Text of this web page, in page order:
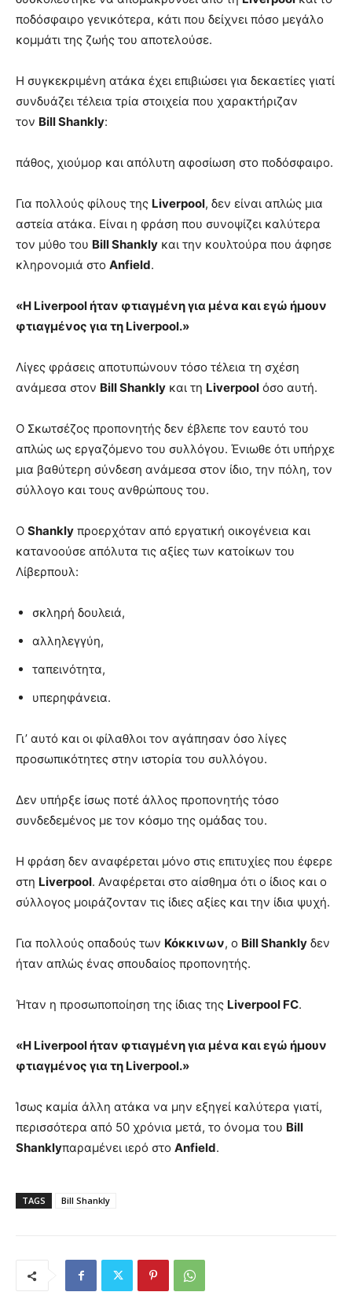
ποδόσφαιρο γενικότερα, κάτι που δείχνει πόσο μεγάλο
κομμάτι της ζωής του αποτελούσε.
Η συγκεκριμένη ατάκα έχει επιβιώσει για δεκαετίες γιατί
συνδυάζει τέλεια τρία στοιχεία που χαρακτήριζαν
τον Bill Shankly:
πάθος, χιούμορ και απόλυτη αφοσίωση στο ποδόσφαιρο.
Για πολλούς φίλους της Liverpool, δεν είναι απλώς μια
αστεία ατάκα. Είναι η φράση που συνοψίζει καλύτερα
τον μύθο του Bill Shankly και την κουλτούρα που άφησε
κληρονομιά στο Anfield.
«Η Liverpool ήταν φτιαγμένη για μένα και εγώ ήμουν
φτιαγμένος για τη Liverpool.»
Λίγες φράσεις αποτυπώνουν τόσο τέλεια τη σχέση
ανάμεσα στον Bill Shankly και τη Liverpool όσο αυτή.
Ο Σκωτσέζος προπονητής δεν έβλεπε τον εαυτό του
απλώς ως εργαζόμενο του συλλόγου. Ένιωθε ότι υπήρχε
μια βαθύτερη σύνδεση ανάμεσα στον ίδιο, την πόλη, τον
σύλλογο και τους ανθρώπους του.
Ο Shankly προερχόταν από εργατική οικογένεια και
κατανοούσε απόλυτα τις αξίες των κατοίκων του
Λίβερπουλ:
σκληρή δουλειά,
αλληλεγγύη,
ταπεινότητα,
υπερηφάνεια.
Γι’ αυτό και οι φίλαθλοι τον αγάπησαν όσο λίγες
προσωπικότητες στην ιστορία του συλλόγου.
Δεν υπήρξε ίσως ποτέ άλλος προπονητής τόσο
συνδεδεμένος με τον κόσμο της ομάδας του.
Η φράση δεν αναφέρεται μόνο στις επιτυχίες που έφερε
στη Liverpool. Αναφέρεται στο αίσθημα ότι ο ίδιος και ο
σύλλογος μοιράζονταν τις ίδιες αξίες και την ίδια ψυχή.
Για πολλούς οπαδούς των Κόκκινων, ο Bill Shankly δεν
ήταν απλώς ένας σπουδαίος προπονητής.
Ήταν η προσωποποίηση της ίδιας της Liverpool FC.
«Η Liverpool ήταν φτιαγμένη για μένα και εγώ ήμουν
φτιαγμένος για τη Liverpool.»
Ίσως καμία άλλη ατάκα να μην εξηγεί καλύτερα γιατί,
περισσότερα από 50 χρόνια μετά, το όνομα του Bill
Shanklyπαραμένει ιερό στο Anfield.
TAGS Bill Shankly